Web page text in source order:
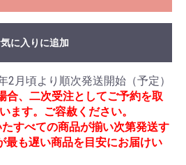
に入りに追加
合、二次受注としてご予約を取
ます。ご容赦ください。
すべての商品が揃い次第発送す
最も遅い商品を目安にお届けい